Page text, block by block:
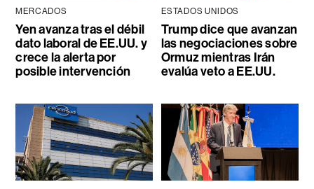
MERCADOS
Yen avanza tras el débil
dato laboral de EE.UU. y
crece la alerta por
posible intervención
ESTADOS UNIDOS
Trump dice que avanzan
las negociaciones sobre
Ormuz mientras Irán
evalúa veto a EE.UU.